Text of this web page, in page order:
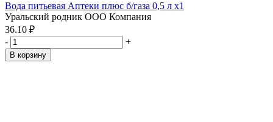
Вода питьевая Аптеки плюс б/газа 0,5 л x1
Уральский родник ООО Компания
36.10 ₽
-
+
В корзину